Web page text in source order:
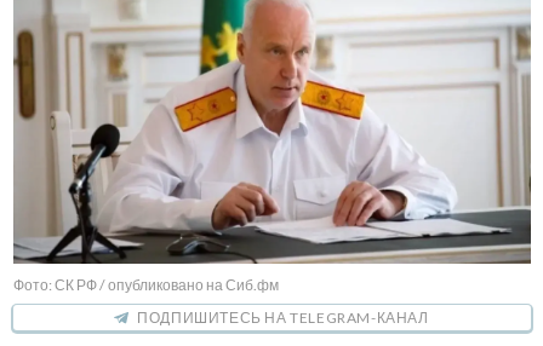
Фото: СК РФ / опубликовано на Сиб.фм
ПОДПИШИТЕСЬ НА TELEGRAM-КАНАЛ